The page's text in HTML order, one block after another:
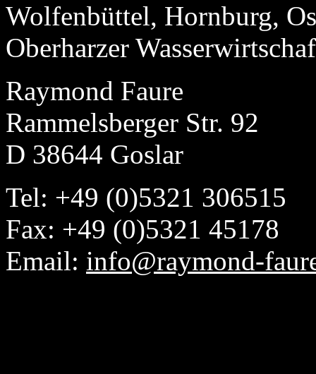
Wolfenbüttel, Hornburg,
Oberharzer
Raymond Faure
Rammelsberger Str. 92
D 38644 Goslar
Tel: +49 (0)5321 306515
Fax: +49 (0)5321 45178
Email: info@raymond-